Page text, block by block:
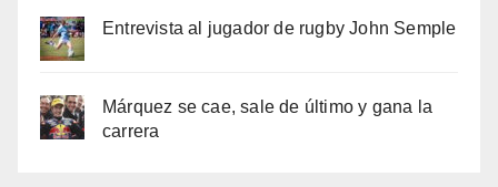
Entrevista al jugador de rugby John Semple
Márquez se cae, sale de último y gana la
carrera